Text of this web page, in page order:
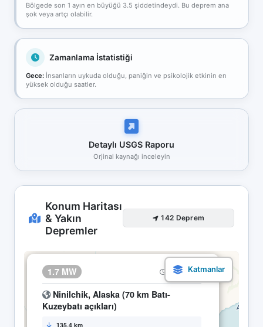
Bölgede son 1 ayın en büyüğü 3.5 şiddetindeydi. Bu deprem ana
şok veya artçı olabilir.
Zamanlama İstatistiği
Gece: İnsanların uykuda olduğu, paniğin ve psikolojik etkinin en
yüksek olduğu saatler.
Detaylı USGS Raporu
Orjinal kaynağı inceleyin
Konum Haritası
& Yakın
Depremler
142 Deprem
1.7 MW 14.04 04:40
Ninilchik, Alaska (70 km Batı-
Kuzeybatı açıkları)
135.4 km
×